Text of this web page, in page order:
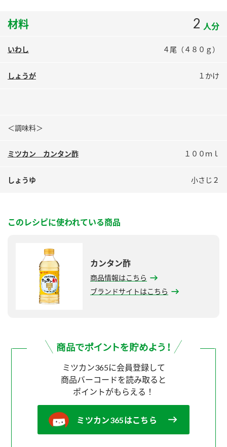
ぽん酢サワー
ミツカンのCM
地図から取り扱い店舗を探す
検索
業務用サイト 製造所固有記号一覧
材料 2 人分
いわし ４尾（４８０ｇ）
しょうが １かけ
＜調味料＞
ミツカン カンタン酢 １００ｍｌ
しょうゆ 小さじ２
このレシピに使われている商品
カンタン酢
商品情報はこちら
ブランドサイトはこちら
ミツカン365に会員登録して
商品バーコードを読み取ると
ポイントがもらえる！
ミツカン365はこちら